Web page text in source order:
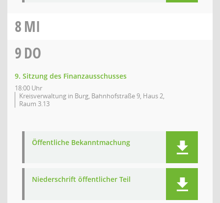
8MI
9DO
9. Sitzung des Finanzausschusses
18:00 Uhr
Kreisverwaltung in Burg, Bahnhofstraße 9, Haus 2,
Raum 3.13
Öffentliche Bekanntmachung
Niederschrift öffentlicher Teil